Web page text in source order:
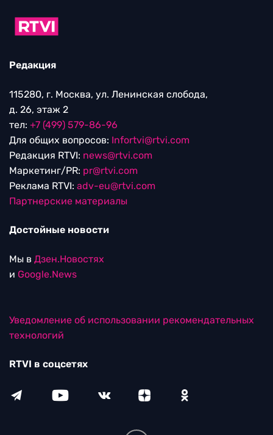
Редакция
115280, г. Москва, ул. Ленинская слобода,
д. 26, этаж 2
тел: +7 (499) 579-86-96
Для общих вопросов: Infortvi@rtvi.com
Редакция RTVI: news@rtvi.com
Маркетинг/PR: pr@rtvi.com
Реклама RTVI: adv-eu@rtvi.com
Партнерские материалы
Достойные новости
Мы в Дзен.Новостях
и Google.News
Уведомление об использовании рекомендательных
технологий
RTVI в соцсетях